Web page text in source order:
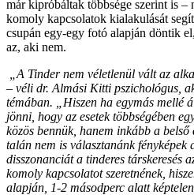
már kipróbáltak többsége szerint is –
komoly kapcsolatok kialakulását
csupán egy-egy fotó alapján döntik
az, aki nem.
„A Tinder nem véletlenül vált az
– véli dr. Almási Kitti pszichológus,
témában. „Hiszen ha egymás mellé
jönni, hogy az esetek többségében
közös bennük, hanem inkább a
talán nem is választanánk fényképek
disszonanciát a tinderes társkeresés
komoly kapcsolatot szeretnének,
alapján, 1-2 másodperc alatt